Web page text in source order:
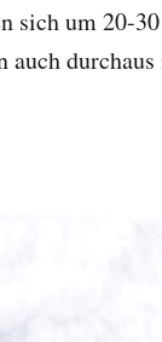
sich um 20-
auch